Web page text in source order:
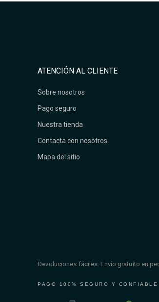
ATENCIÓN AL CLIENTE
Sobre nosotros
Pago seguro
Nuestra tienda
Contacta con nosotros
Mapa del sitio
Devoluciones fáciles. Envío gratuito en
PAGO 100% SEGURO Y CONFIABLE